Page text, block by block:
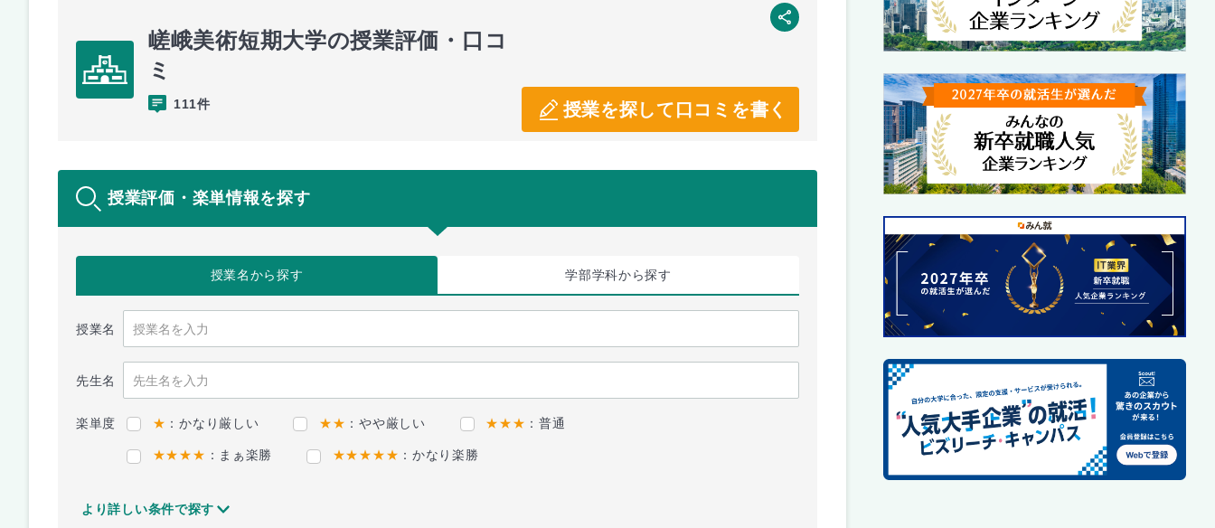
嵯峨美術短期大学の授業評価・口コ
ミ
111件 授業を探して口コミを書く
SNS
授業評価・楽単情報を探す
授業名から探す 学部学科から探す
授業名
先生名
楽単度 ★ ：かなり厳しい ★★ ：やや厳しい ★★★ ：普通
★★★★ ：まぁ楽勝 ★★★★★ ：かなり楽勝
より詳しい条件で探す